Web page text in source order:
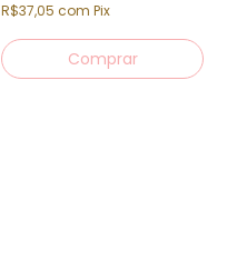
R$37,05 com Pix